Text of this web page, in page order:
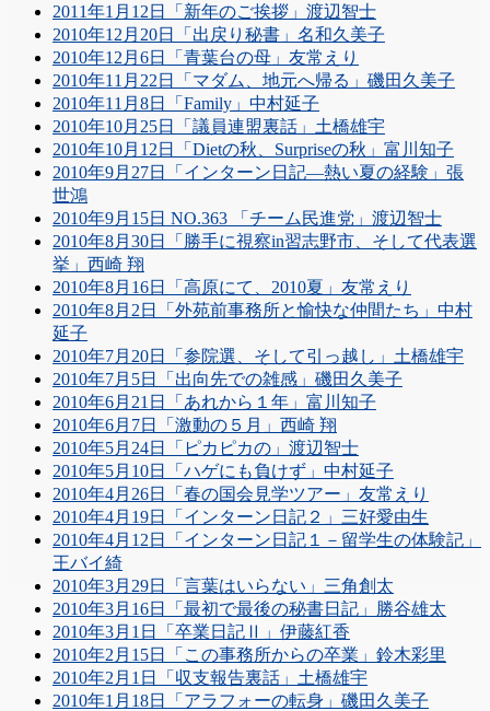
2011年1月12日「新年のご挨拶」渡辺智士
2010年12月20日「出戻り秘書」名和久美子
2010年12月6日「青葉台の母」友常えり
2010年11月22日「マダム、地元へ帰る」磯田久美子
2010年11月8日「Family」中村延子
2010年10月25日「議員連盟裏話」土橋雄宇
2010年10月12日「Dietの秋、Surpriseの秋」富川知子
2010年9月27日「インターン日記―熱い夏の経験」張
世鴻
2010年9月15日 NO.363 「チーム民進党」渡辺智士
2010年8月30日「勝手に視察in習志野市、そして代表選
挙」西崎 翔
2010年8月16日「高原にて、2010夏」友常えり
2010年8月2日「外苑前事務所と愉快な仲間たち」中村
延子
2010年7月20日「参院選、そして引っ越し」土橋雄宇
2010年7月5日「出向先での雑感」磯田久美子
2010年6月21日「あれから１年」富川知子
2010年6月7日「激動の５月」西崎 翔
2010年5月24日「ピカピカの」渡辺智士
2010年5月10日「ハゲにも負けず」中村延子
2010年4月26日「春の国会見学ツアー」友常えり
2010年4月19日「インターン日記２」三好愛由生
2010年4月12日「インターン日記１－留学生の体験記」
王バイ綺
2010年3月29日「言葉はいらない」三角創太
2010年3月16日「最初で最後の秘書日記」勝谷雄太
2010年3月1日「卒業日記Ⅱ」伊藤紅香
2010年2月15日「この事務所からの卒業」鈴木彩里
2010年2月1日「収支報告裏話」土橋雄宇
2010年1月18日「アラフォーの転身」磯田久美子